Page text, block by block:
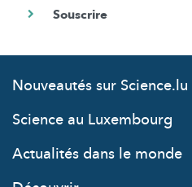
Nouveautés sur Science.lu
Science au Luxembourg
Actualités dans le monde